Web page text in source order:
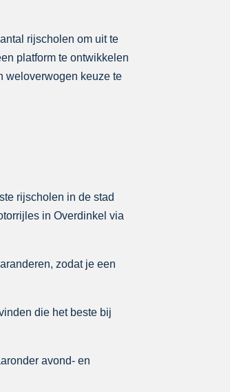
rijscholen om uit te
platform te ontwikkelen
weloverwogen keuze te
rijscholen in de stad
in Overdinkel via
zodat je een
die het beste bij
avond- en